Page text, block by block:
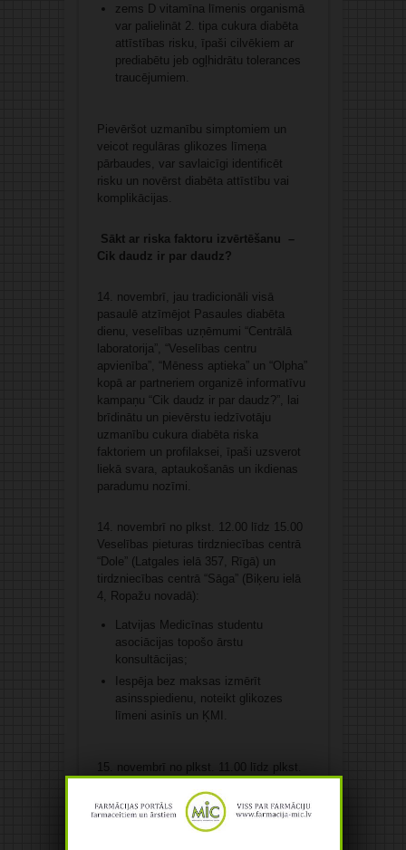
zems D vitamīna līmenis organismā
var palielināt 2. tipa cukura diabēta
attīstības risku, īpaši cilvēkiem ar
prediabētu jeb ogļhidrātu tolerances
traucējumiem.
Pievēršot uzmanību simptomiem un
veicot regulāras glikozes līmeņa
pārbaudes, var savlaicīgi identificēt
risku un novērst diabēta attīstību vai
komplikācijas.
Sākt ar riska faktoru izvērtēšanu –
Cik daudz ir par daudz?
14. novembrī, jau tradicionāli visā
pasaulē atzīmējot Pasaules diabēta
dienu, veselības uzņēmumi “Centrālā
laboratorija”, “Veselības centru
apvienība”, “Mēness aptieka” un “Olpha”
kopā ar partneriem organizē informatīvu
kampaņu “Cik daudz ir par daudz?”, lai
brīdinātu un pievērstu iedzīvotāju
uzmanību cukura diabēta riska
faktoriem un profilaksei, īpaši uzsverot
liekā svara, aptaukošanās un ikdienas
paradumu nozīmi.
14. novembrī no plkst. 12.00 līdz 15.00
Veselības pieturas tirdzniecības centrā
“Dole” (Latgales ielā 357, Rīgā) un
tirdzniecības centrā “Sāga” (Biķeru ielā
4, Ropažu novadā):
Latvijas Medicīnas studentu
asociācijas topošo ārstu
konsultācijas;
Iespēja bez maksas izmērīt
asinsspiedienu, noteikt glikozes
līmeni asinīs un ĶMI.
15. novembrī no plkst. 11.00 līdz plkst.
un no plkst. 12.30 – 13.30 Centrāltirgū
notiks arī Latvijas Diabēta federācijas
izbraukuma mērījumu diena kopā ar